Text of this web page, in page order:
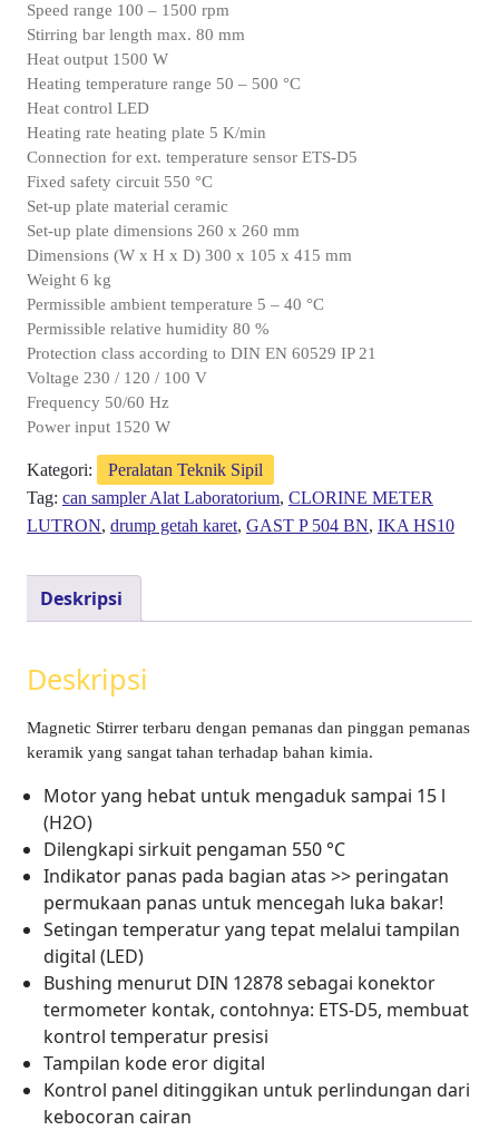
Speed range 100 – 1500 rpm
Stirring bar length max. 80 mm
Heat output 1500 W
Heating temperature range 50 – 500 °C
Heat control LED
Heating rate heating plate 5 K/min
Connection for ext. temperature sensor ETS-D5
Fixed safety circuit 550 °C
Set-up plate material ceramic
Set-up plate dimensions 260 x 260 mm
Dimensions (W x H x D) 300 x 105 x 415 mm
Weight 6 kg
Permissible ambient temperature 5 – 40 °C
Permissible relative humidity 80 %
Protection class according to DIN EN 60529 IP 21
Voltage 230 / 120 / 100 V
Frequency 50/60 Hz
Power input 1520 W
Kategori:
Peralatan Teknik Sipil
Tag: can sampler Alat Laboratorium, CLORINE METER
LUTRON, drump getah karet, GAST P 504 BN, IKA HS10
Deskripsi
Deskripsi
Magnetic Stirrer terbaru dengan pemanas dan pinggan pemanas
keramik yang sangat tahan terhadap bahan kimia.
Motor yang hebat untuk mengaduk sampai 15 l
(H2O)
Dilengkapi sirkuit pengaman 550 °C
Indikator panas pada bagian atas >> peringatan
permukaan panas untuk mencegah luka bakar!
Setingan temperatur yang tepat melalui tampilan
digital (LED)
Bushing menurut DIN 12878 sebagai konektor
termometer kontak, contohnya: ETS-D5, membuat
kontrol temperatur presisi
Tampilan kode eror digital
Kontrol panel ditinggikan untuk perlindungan dari
kebocoran cairan